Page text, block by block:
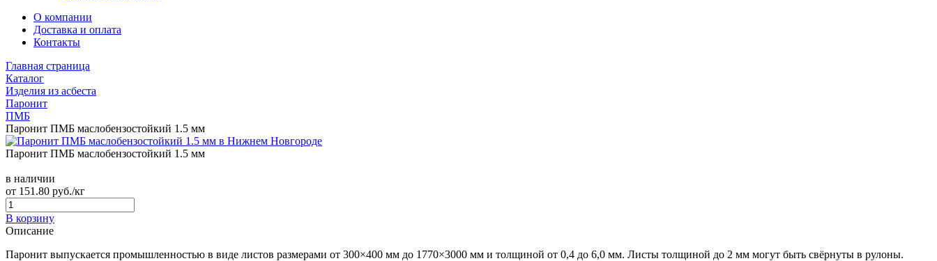
О компании
Доставка и оплата
Контакты
Главная страница
Каталог
Изделия из асбеста
Паронит
ПМБ
Паронит ПМБ маслобензостойкий 1.5 мм
Паронит ПМБ маслобензостойкий 1.5 мм
в наличии
от 151.80 руб./кг
В корзину
Описание
Паронит выпускается промышленностью в виде листов размерами от 300×400 мм до 1770×3000 мм и толщиной от 0,4 до 6,0 мм. Листы толщиной до 2 мм могут быть свёрнуты в рулоны.